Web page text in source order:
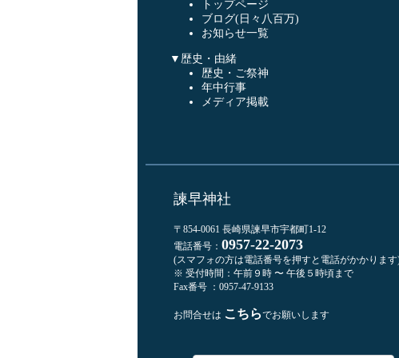
トップページ
ブログ(日々八百万)
お知らせ一覧
▼歴史・由緒
歴史・ご祭神
年中行事
メディア掲載
諫早神社
〒854-0061 長崎県諫早市宇都町1-12
電話番号： 0957-22-2073
(スマフォの方は電話番号を押すと電話がかかります
※ 受付時間：午前９時 〜 午後５時頃まで
Fax番号 ：0957-47-9133
お問合せは こちらでお願いします